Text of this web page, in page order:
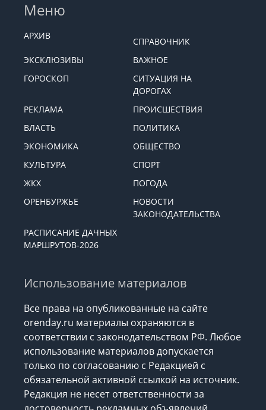
Меню
АРХИВ
СПРАВОЧНИК
ЭКСКЛЮЗИВЫ
ВАЖНОЕ
ГОРОСКОП
СИТУАЦИЯ НА
ДОРОГАХ
РЕКЛАМА
ПРОИСШЕСТВИЯ
ВЛАСТЬ
ПОЛИТИКА
ЭКОНОМИКА
ОБЩЕСТВО
КУЛЬТУРА
СПОРТ
ЖКХ
ПОГОДА
ОРЕНБУРЖЬЕ
НОВОСТИ
ЗАКОНОДАТЕЛЬСТВА
РАСПИСАНИЕ ДАЧНЫХ
МАРШРУТОВ-2026
Использование материалов
Все права на опубликованные на сайте
orenday.ru материалы охраняются в
соответствии с законодательством РФ. Любое
использование материалов допускается
только по согласованию с Редакцией с
обязательной активной ссылкой на источник.
Редакция не несет ответственности за